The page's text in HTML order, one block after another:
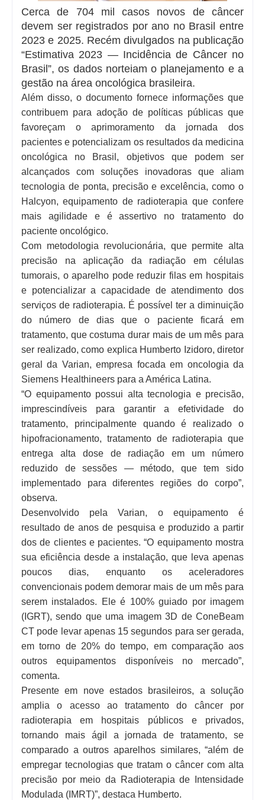
Cerca de 704 mil casos novos de câncer
devem ser registrados por ano no Brasil entre
2023 e 2025. Recém divulgados na publicação
“Estimativa 2023 — Incidência de Câncer no
Brasil”, os dados norteiam o planejamento e a
gestão na área oncológica brasileira.
Além disso, o documento fornece informações que
contribuem para adoção de políticas públicas que
favoreçam o aprimoramento da jornada dos
pacientes e potencializam os resultados da medicina
oncológica no Brasil, objetivos que podem ser
alcançados com soluções inovadoras que aliam
tecnologia de ponta, precisão e excelência, como o
Halcyon, equipamento de radioterapia que confere
mais agilidade e é assertivo no tratamento do
paciente oncológico.
Com metodologia revolucionária, que permite alta
precisão na aplicação da radiação em células
tumorais, o aparelho pode reduzir filas em hospitais
e potencializar a capacidade de atendimento dos
serviços de radioterapia. É possível ter a diminuição
do número de dias que o paciente ficará em
tratamento, que costuma durar mais de um mês para
ser realizado, como explica Humberto Izidoro, diretor
geral da Varian, empresa focada em oncologia da
Siemens Healthineers para a América Latina.
“O equipamento possui alta tecnologia e precisão,
imprescindíveis para garantir a efetividade do
tratamento, principalmente quando é realizado o
hipofracionamento, tratamento de radioterapia que
entrega alta dose de radiação em um número
reduzido de sessões — método, que tem sido
implementado para diferentes regiões do corpo”,
observa.
Desenvolvido pela Varian, o equipamento é
resultado de anos de pesquisa e produzido a partir
dos de clientes e pacientes. “O equipamento mostra
sua eficiência desde a instalação, que leva apenas
poucos dias, enquanto os aceleradores
convencionais podem demorar mais de um mês para
serem instalados. Ele é 100% guiado por imagem
(IGRT), sendo que uma imagem 3D de ConeBeam
CT pode levar apenas 15 segundos para ser gerada,
em torno de 20% do tempo, em comparação aos
outros equipamentos disponíveis no mercado”,
comenta.
Presente em nove estados brasileiros, a solução
amplia o acesso ao tratamento do câncer por
radioterapia em hospitais públicos e privados,
tornando mais ágil a jornada de tratamento, se
comparado a outros aparelhos similares, “além de
empregar tecnologias que tratam o câncer com alta
precisão por meio da Radioterapia de Intensidade
Modulada (IMRT)”, destaca Humberto.